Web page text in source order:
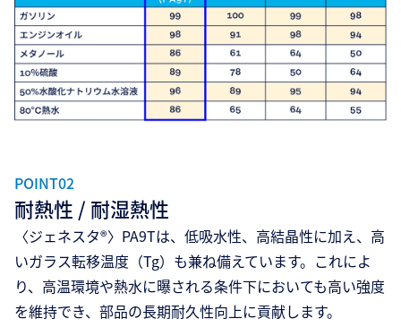
POINT02
耐熱性 / 耐湿熱性
〈ジェネスタ®〉PA9Tは、低吸水性、高結晶性に加え、高
いガラス転移温度（Tg）も兼ね備えています。これによ
り、高温環境や熱水に曝される条件下においても高い強度
を維持でき、部品の長期耐久性向上に貢献します。